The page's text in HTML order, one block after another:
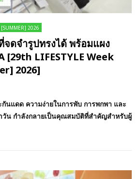
[SUMMER] 2026
ดจำรูปทรงได้ พร้อมแผง
[29th LIFESTYLE Week
2026]
นแดด ความง่ายในการพับ การพกพา และ
วัน กำลังกลายเป็นคุณสมบัติที่สำคัญสำหรับผู้